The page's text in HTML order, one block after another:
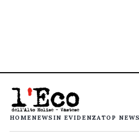
HOMENEWS IN EVIDENZATOP NEWS